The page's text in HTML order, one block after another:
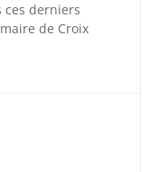
ces derniers
de Croix